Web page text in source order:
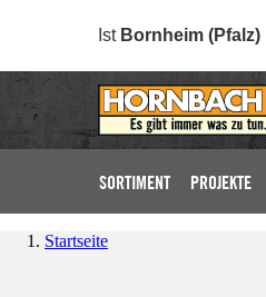
Ist Bornheim (Pfalz)
SORTIMENT PROJEKTE
Startseite